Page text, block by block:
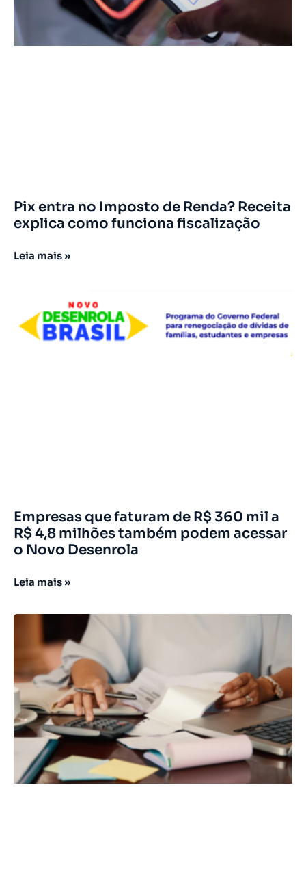
Pix entra no Imposto de Renda? Receita
explica como funciona fiscalização
Leia mais »
Empresas que faturam de R$ 360 mil a
R$ 4,8 milhões também podem acessar
o Novo Desenrola
Leia mais »